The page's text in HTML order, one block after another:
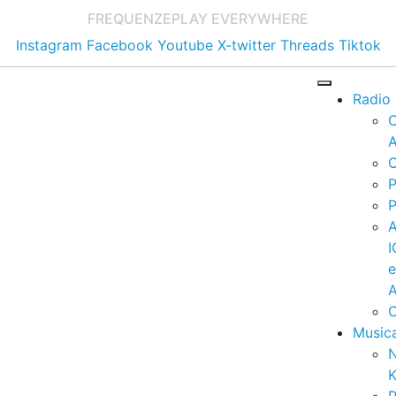
FREQUENZEPLAY EVERYWHERE
Instagram Facebook Youtube X-twitter Threads Tiktok
Radio
e